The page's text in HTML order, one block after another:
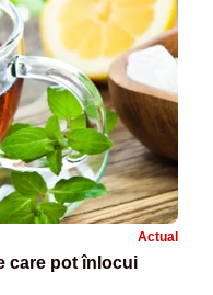
Actual
care pot înlocui